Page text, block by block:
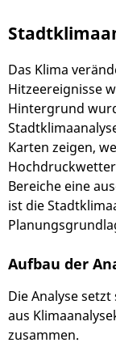
Das Klima
Hitzeereignisse
Hintergrund
Karten zeigen,
Bereiche eine
ist die
Aufbau der
Die Analyse setzt
aus
zusammen.